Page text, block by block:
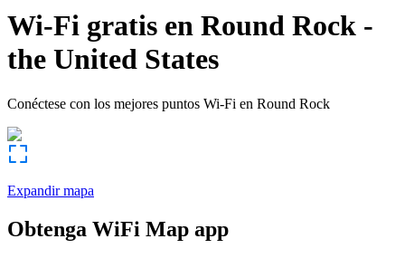
Wi-Fi gratis en Round Rock -
the United States
Conéctese con los mejores puntos Wi-Fi en Round Rock
Expandir mapa
Obtenga WiFi Map app